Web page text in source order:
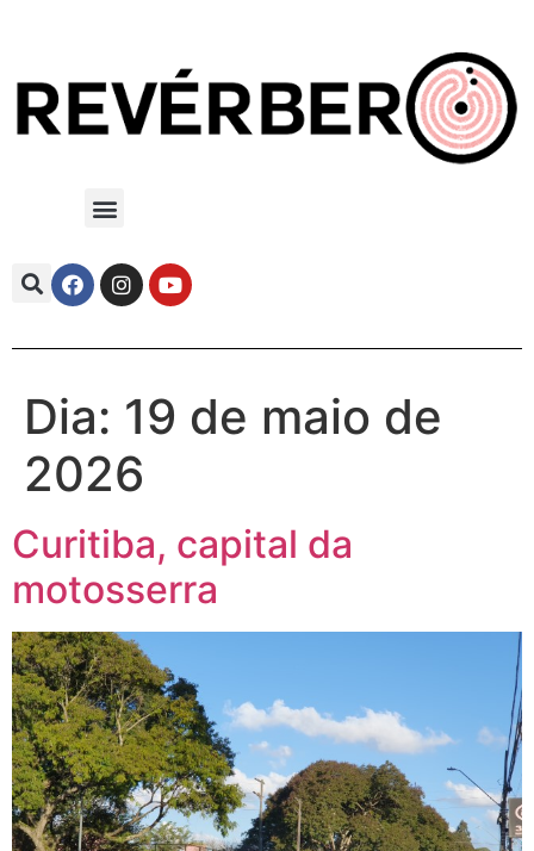
Dia: 19 de maio de
2026
Curitiba, capital da
motosserra